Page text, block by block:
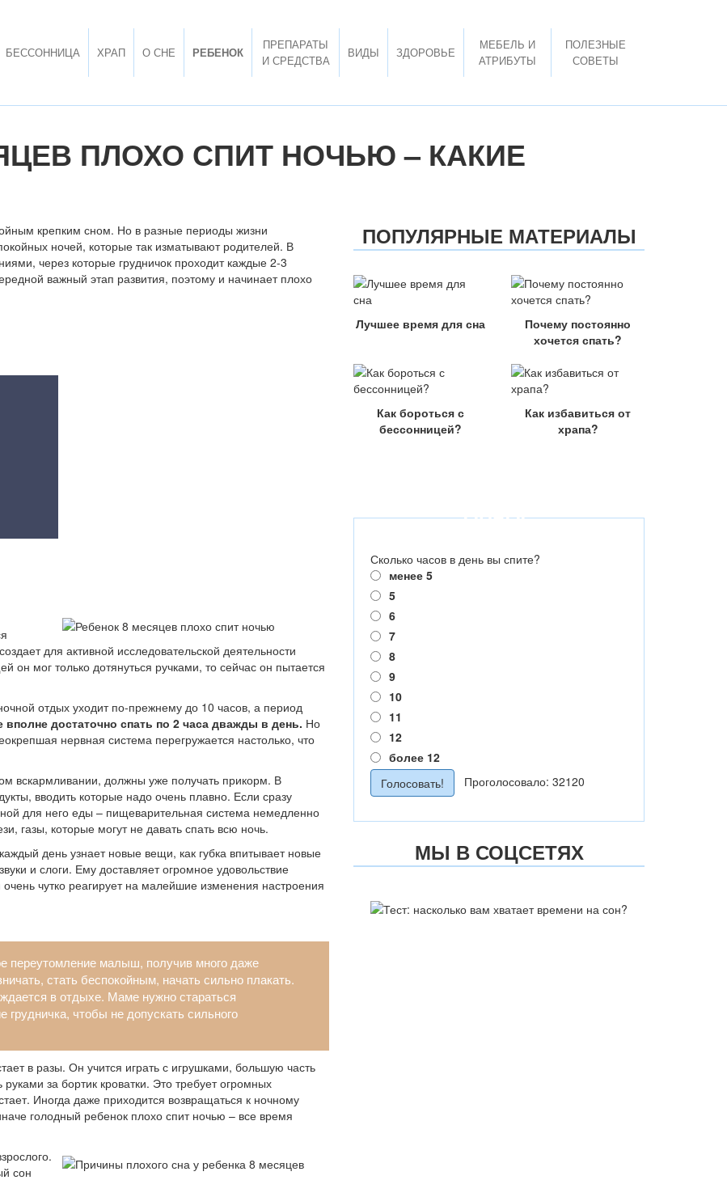
БЕССОННИЦА ХРАП О СНЕ РЕБЕНОК
ПРЕПАРАТЫ
И СРЕДСТВА
ВИДЫ ЗДОРОВЬЕ
МЕБЕЛЬ И
АТРИБУТЫ
ПОЛЕЗНЫЕ
СОВЕТЫ
ПЛОХО СПИТ НОЧЬЮ – КАКИЕ
крепким сном. Но в разные периоды жизни
ночей, которые так изматывают родителей. В
через которые грудничок проходит каждые 2-3
важный этап развития, поэтому и начинает плохо
для активной исследовательской деятельности
мог только дотянуться ручками, то сейчас он пытается
отдых уходит по-прежнему до 10 часов, а период
достаточно спать по 2 часа дважды в день. Но
нервная система перегружается настолько, что
вскармливании, должны уже получать прикорм. В
вводить которые надо очень плавно. Если сразу
для него еды – пищеварительная система немедленно
газы, которые могут не давать спать всю ночь.
день узнает новые вещи, как губка впитывает новые
и слоги. Ему доставляет огромное удовольствие
чутко реагирует на малейшие изменения настроения
переутомление малыш, получив много даже
стать беспокойным, начать сильно плакать.
в отдыхе. Маме нужно стараться
грудничка, чтобы не допускать сильного
в разы. Он учится играть с игрушками, большую часть
за бортик кроватки. Это требует огромных
Иногда даже приходится возвращаться к ночному
голодный ребенок плохо спит ночью – все время
сон
ПОПУЛЯРНЫЕ МАТЕРИАЛЫ
Лучшее время для сна
Почему постоянно
хочется спать?
Как бороться с
бессонницей?
Как избавиться от
храпа?
ОПРОС
Сколько часов в день вы спите?
менее 5
5
6
7
8
9
10
11
12
более 12
Проголосовало: 32120
МЫ В СОЦСЕТЯХ